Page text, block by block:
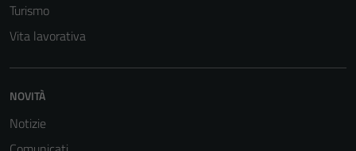
Turismo
Vita lavorativa
NOVITÀ
Notizie
Tecnici